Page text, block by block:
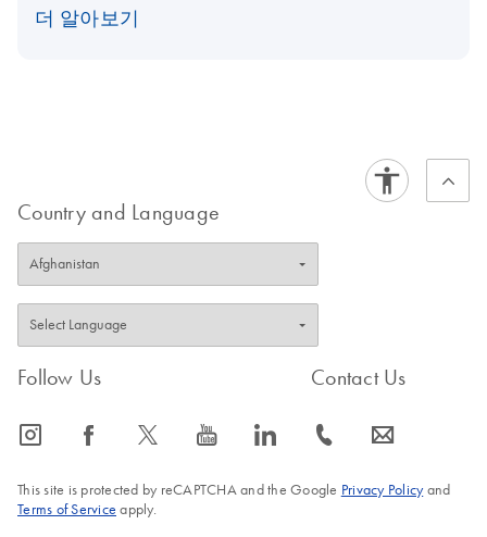
더 알아보기
Country and Language
Follow Us
icon_0065_instagram-s icon_0064_facebook-s icon_0340_cc_gen_x-s icon_0077_youtube-s icon_0066_linkedin-s
Contact Us
icon_0072_phone-s icon_0063_envelope-s
This site is protected by reCAPTCHA and the Google Privacy Policyand
Terms of Service apply.